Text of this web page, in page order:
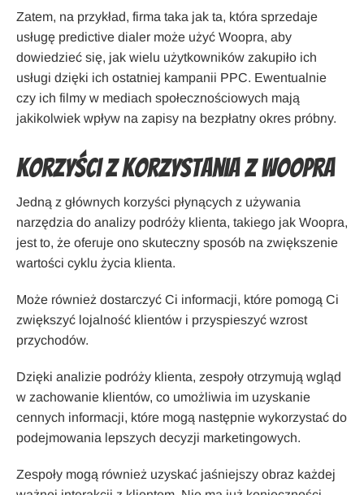
Zatem, na przykład, firma taka jak ta, która sprzedaje
usługę predictive dialer może użyć Woopra, aby
dowiedzieć się, jak wielu użytkowników zakupiło ich
usługi dzięki ich ostatniej kampanii PPC. Ewentualnie
czy ich filmy w mediach społecznościowych mają
jakikolwiek wpływ na zapisy na bezpłatny okres próbny.
Korzyści z korzystania z Woopra
Jedną z głównych korzyści płynących z używania
narzędzia do analizy podróży klienta, takiego jak Woopra,
jest to, że oferuje ono skuteczny sposób na zwiększenie
wartości cyklu życia klienta.
Może również dostarczyć Ci informacji, które pomogą Ci
zwiększyć lojalność klientów i przyspieszyć wzrost
przychodów.
Dzięki analizie podróży klienta, zespoły otrzymują wgląd
w zachowanie klientów, co umożliwia im uzyskanie
cennych informacji, które mogą następnie wykorzystać do
podejmowania lepszych decyzji marketingowych.
Zespoły mogą również uzyskać jaśniejszy obraz każdej